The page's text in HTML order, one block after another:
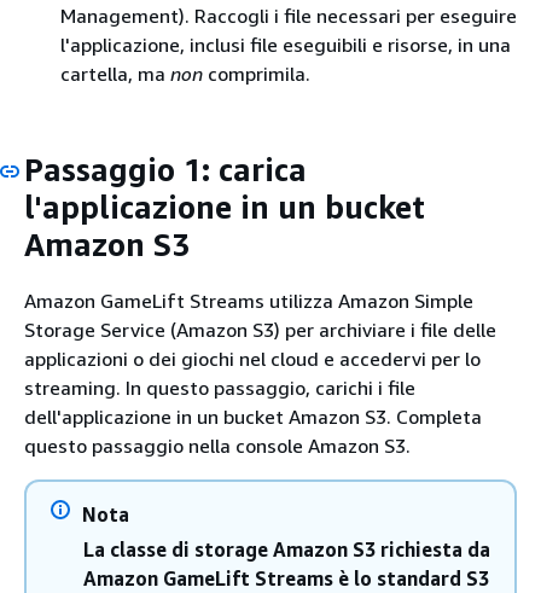
Management). Raccogli i file necessari per eseguire
l'applicazione, inclusi file eseguibili e risorse, in una
cartella, ma non comprimila.
Passaggio 1: carica
l'applicazione in un bucket
Amazon S3
Amazon GameLift Streams utilizza Amazon Simple
Storage Service (Amazon S3) per archiviare i file delle
applicazioni o dei giochi nel cloud e accedervi per lo
streaming. In questo passaggio, carichi i file
dell'applicazione in un bucket Amazon S3. Completa
questo passaggio nella console Amazon S3.
Nota
La classe di storage Amazon S3 richiesta da
Amazon GameLift Streams è lo standard S3